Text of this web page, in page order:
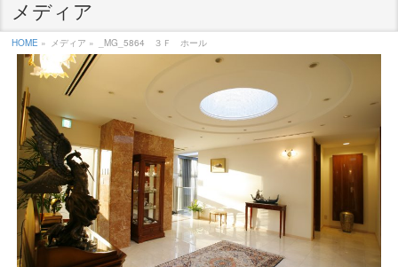
メディア
HOME » メディア » _MG_5864 ３Ｆ ホール